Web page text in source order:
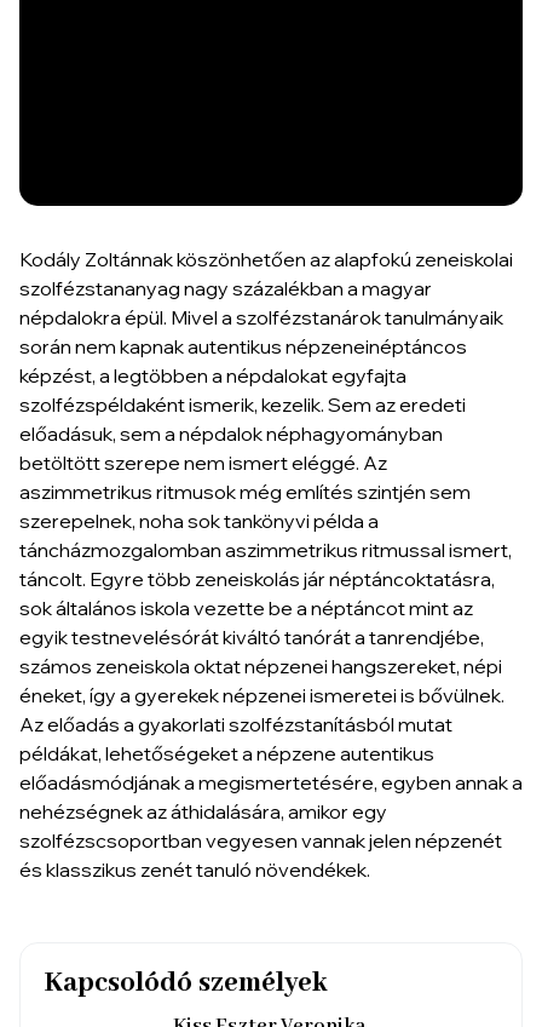
Kodály Zoltánnak köszönhetően az alapfokú zeneiskolai
szolfézstananyag nagy százalékban a magyar
népdalokra épül. Mivel a szolfézstanárok tanulmányaik
során nem kapnak autentikus népzeneinéptáncos
képzést, a legtöbben a népdalokat egyfajta
szolfézspéldaként ismerik, kezelik. Sem az eredeti
előadásuk, sem a népdalok néphagyományban
betöltött szerepe nem ismert eléggé. Az
aszimmetrikus ritmusok még említés szintjén sem
szerepelnek, noha sok tankönyvi példa a
táncházmozgalomban aszimmetrikus ritmussal ismert,
táncolt. Egyre több zeneiskolás jár néptáncoktatásra,
sok általános iskola vezette be a néptáncot mint az
egyik testnevelésórát kiváltó tanórát a tanrendjébe,
számos zeneiskola oktat népzenei hangszereket, népi
éneket, így a gyerekek népzenei ismeretei is bővülnek.
Az előadás a gyakorlati szolfézstanításból mutat
példákat, lehetőségeket a népzene autentikus
előadásmódjának a megismertetésére, egyben annak a
nehézségnek az áthidalására, amikor egy
szolfézscsoportban vegyesen vannak jelen népzenét
és klasszikus zenét tanuló növendékek.
Kapcsolódó személyek